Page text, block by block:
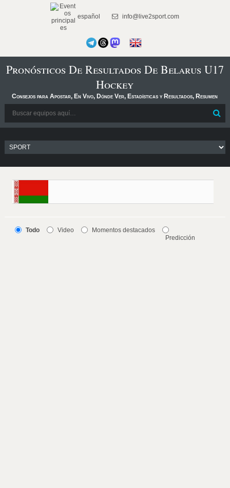
español info@live2sport.com
Pronósticos De Resultados De Belarus U17
Hockey
Consejos para Apostar, En Vivo, Dónde Ver, Estadísticas y Resultados, Resumen
Todo Video
Momentos destacados
Predicción